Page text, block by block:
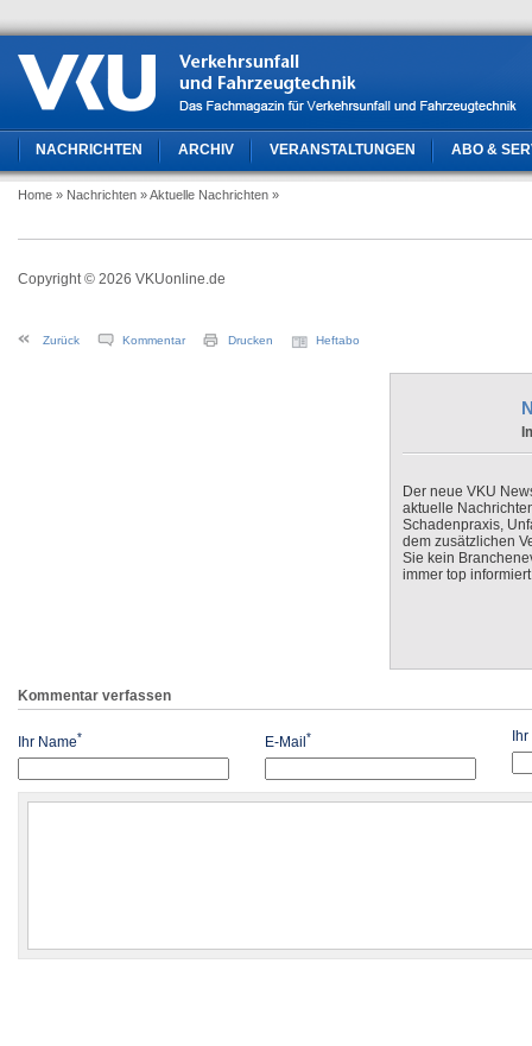
NACHRICHTEN ARCHIV VERANSTALTUNGEN ABO &
Home » Nachrichten » Aktuelle Nachrichten »
Copyright © 2026 VKUonline.de
Zurück Kommentar Drucken Heftabo
Der neue VKU
aktuelle
Schadenpraxis,
dem zusätzlichen
Sie kein
immer top
Kommentar verfassen
Ihr Name* E-Mail *